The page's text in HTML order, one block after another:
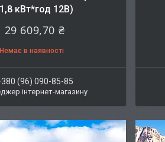
кВт*год 12В)
29 609,70 ₴
Немає в наявності
(96) 090-85-85
інтернет-магазину